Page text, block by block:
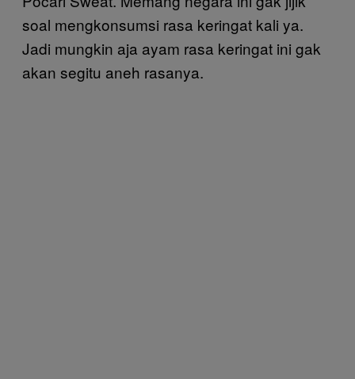
soal mengkonsumsi rasa keringat kali ya.
Jadi mungkin aja ayam rasa keringat ini gak
akan segitu aneh rasanya.